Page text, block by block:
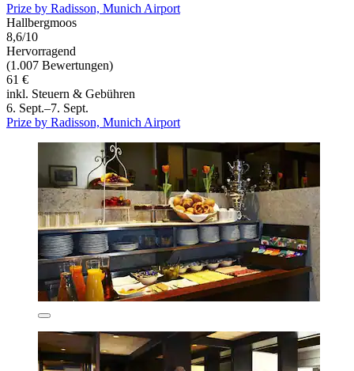
Prize by Radisson, Munich Airport
Hallbergmoos
8,6/10
Hervorragend
(1.007 Bewertungen)
61 €
inkl. Steuern & Gebühren
6. Sept.–7. Sept.
Prize by Radisson, Munich Airport